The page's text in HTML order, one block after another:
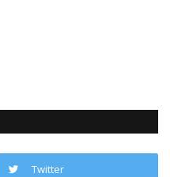
Twitter